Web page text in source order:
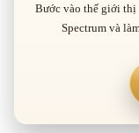
Bước vào thế giới thị
Spectrum và